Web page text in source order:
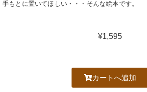
手もとに置いてほしい・・・そんな絵本です。
¥1,595
カートへ追加